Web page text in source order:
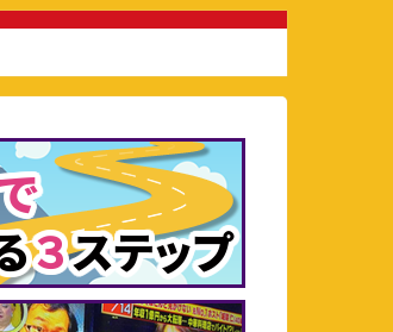
あるご質問
のギタリストご紹介
鑑賞会承ります
で学べるフラメンコ入門